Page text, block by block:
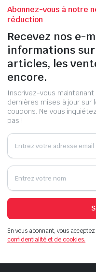
Abonnez-vous à notre
réduction
Recevez nos e-
informations
articles, les
encore.
Inscrivez-vous
dernières mises à jour
coupons. Ne vous
pas !
En vous abonnant, vous
confidentialité et de cookies.